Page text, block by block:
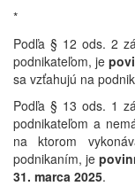
*
Podľa § 12 ods. 2
podnikateľom, je
sa vzťahujú na
Podľa § 13 ods. 1
podnikateľom a
na ktorom
podnikaním, je
31. marca 2025.